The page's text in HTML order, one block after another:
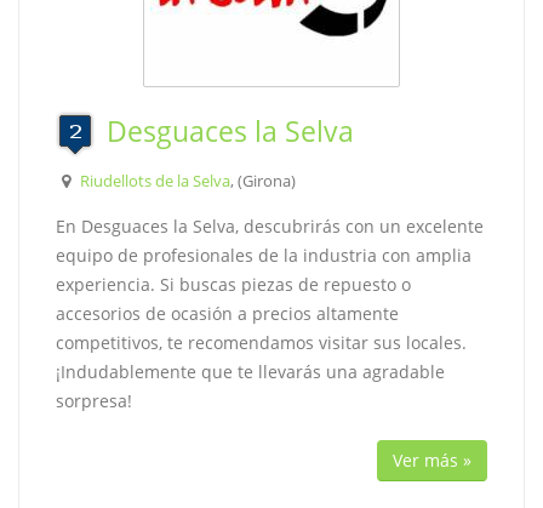
Desguaces la Selva
Riudellots de la Selva, (Girona)
En Desguaces la Selva, descubrirás con un excelente
equipo de profesionales de la industria con amplia
experiencia. Si buscas piezas de repuesto o
accesorios de ocasión a precios altamente
competitivos, te recomendamos visitar sus locales.
¡Indudablemente que te llevarás una agradable
sorpresa!
Ver más »